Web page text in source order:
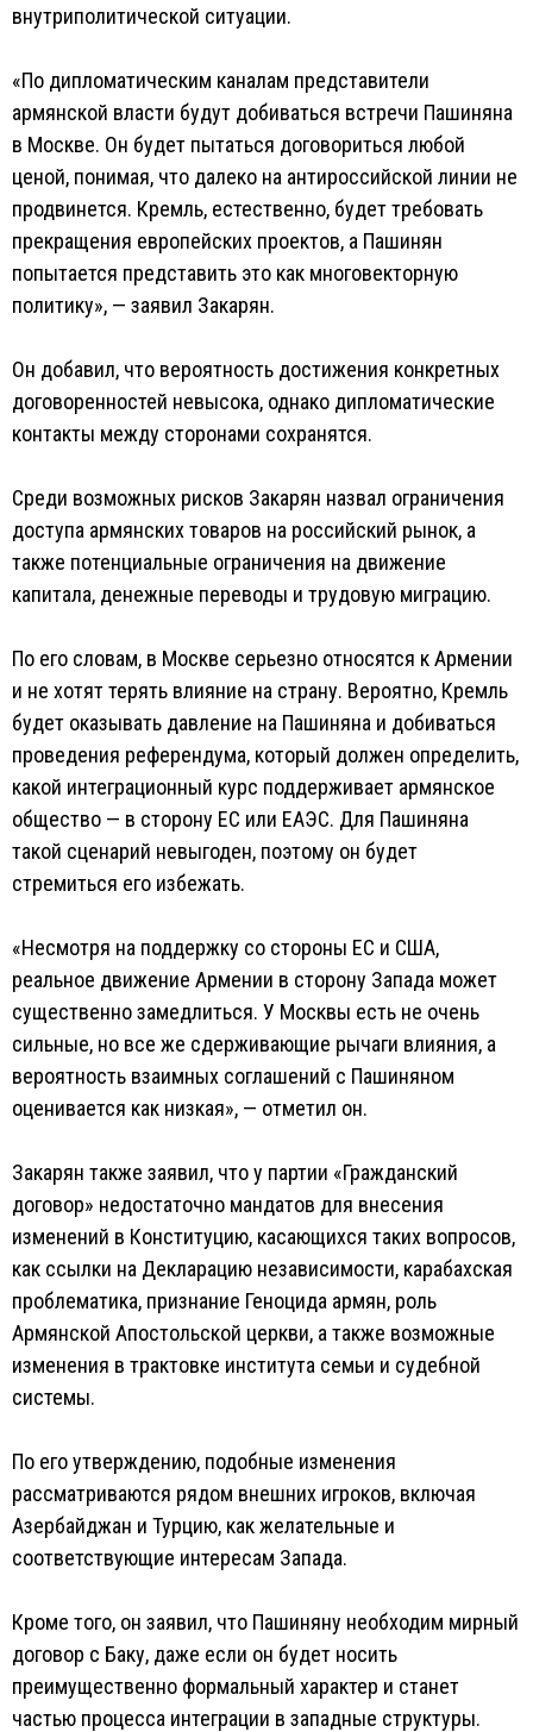
внутриполитической ситуации.
«По дипломатическим каналам представители
армянской власти будут добиваться встречи Пашиняна
в Москве. Он будет пытаться договориться любой
ценой, понимая, что далеко на антироссийской линии не
продвинется. Кремль, естественно, будет требовать
прекращения европейских проектов, а Пашинян
попытается представить это как многовекторную
политику», — заявил Закарян.
Он добавил, что вероятность достижения конкретных
договоренностей невысока, однако дипломатические
контакты между сторонами сохранятся.
Среди возможных рисков Закарян назвал ограничения
доступа армянских товаров на российский рынок, а
также потенциальные ограничения на движение
капитала, денежные переводы и трудовую миграцию.
По его словам, в Москве серьезно относятся к Армении
и не хотят терять влияние на страну. Вероятно, Кремль
будет оказывать давление на Пашиняна и добиваться
проведения референдума, который должен определить,
какой интеграционный курс поддерживает армянское
общество — в сторону ЕС или ЕАЭС. Для Пашиняна
такой сценарий невыгоден, поэтому он будет
стремиться его избежать.
«Несмотря на поддержку со стороны ЕС и США,
реальное движение Армении в сторону Запада может
существенно замедлиться. У Москвы есть не очень
сильные, но все же сдерживающие рычаги влияния, а
вероятность взаимных соглашений с Пашиняном
оценивается как низкая», — отметил он.
Закарян также заявил, что у партии «Гражданский
договор» недостаточно мандатов для внесения
изменений в Конституцию, касающихся таких вопросов,
как ссылки на Декларацию независимости, карабахская
проблематика, признание Геноцида армян, роль
Армянской Апостольской церкви, а также возможные
изменения в трактовке института семьи и судебной
системы.
По его утверждению, подобные изменения
рассматриваются рядом внешних игроков, включая
Азербайджан и Турцию, как желательные и
соответствующие интересам Запада.
Кроме того, он заявил, что Пашиняну необходим мирный
договор с Баку, даже если он будет носить
преимущественно формальный характер и станет
частью процесса интеграции в западные структуры.